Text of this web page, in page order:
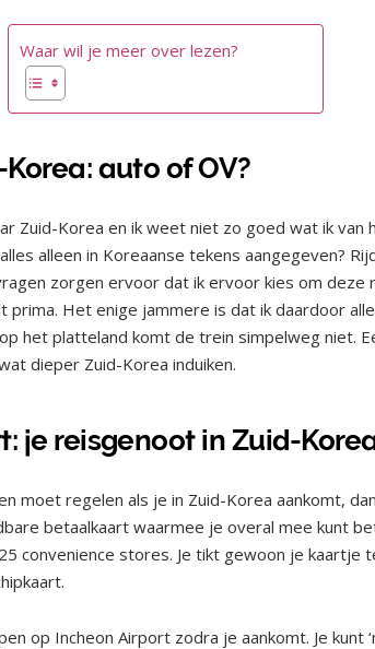
Waar wil je meer over lezen?
auto of OV?
Zuid-Korea en ik weet niet zo goed wat ik van
alleen in Koreaanse tekens aangegeven?
zorgen ervoor dat ik ervoor kies om
prima. Het enige jammere is dat ik daardoor
het platteland komt de trein simpelweg niet.
dieper Zuid-Korea induiken.
je reisgenoot in Zuid-
moet regelen als je in Zuid-Korea aankomt,
betaalkaart waarmee je overal mee kunt
convenience stores. Je tikt gewoon je kaartje
op Incheon Airport zodra je aankomt. Je kunt